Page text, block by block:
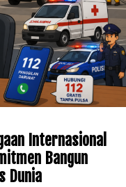
Internasional
Bangun
Dunia